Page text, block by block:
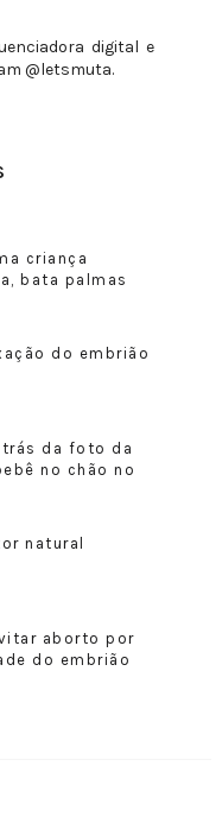
digital e
@letsmuta.
criança
bata palmas
do embrião
da foto da
no chão no
natural
aborto por
do embrião